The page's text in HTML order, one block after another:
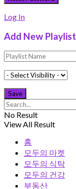
Log In
Add New Playlist
No Result
View All Result
홈
모두의 마켓
모두의 식탁
모두의 건강
부동산